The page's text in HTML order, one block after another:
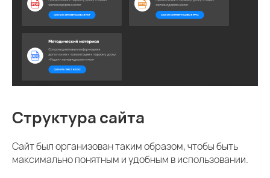
Структура сайта
Сайт был организован таким образом, чтобы быть
максимально понятным и удобным в использовании.